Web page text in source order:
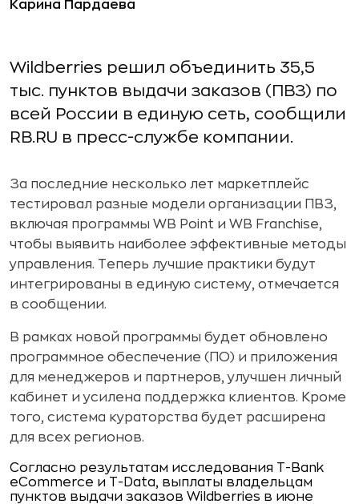
Карина Пардаева
Wildberries решил объединить 35,5
тыс. пунктов выдачи заказов (ПВЗ) по
всей России в единую сеть, сообщили
RB.RU в пресс-службе компании.
За последние несколько лет маркетплейс
тестировал разные модели организации ПВЗ,
включая программы WB Point и WB Franchise,
чтобы выявить наиболее эффективные методы
управления. Теперь лучшие практики будут
интегрированы в единую систему, отмечается
в сообщении.
В рамках новой программы будет обновлено
программное обеспечение (ПО) и приложения
для менеджеров и партнеров, улучшен личный
кабинет и усилена поддержка клиентов. Кроме
того, система кураторства будет расширена
для всех регионов.
Согласно результатам исследования T-Bank
eCommerce и T-Data, выплаты владельцам
пунктов выдачи заказов Wildberries в июне